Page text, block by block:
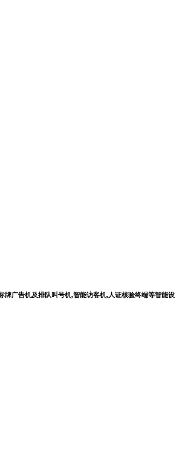
牌广告机及排队叫号机,智能访客机,人证核验终端等智能设